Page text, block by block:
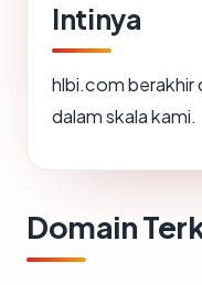
Intinya
hlbi.com berakhir
dalam skala kami.
Domain